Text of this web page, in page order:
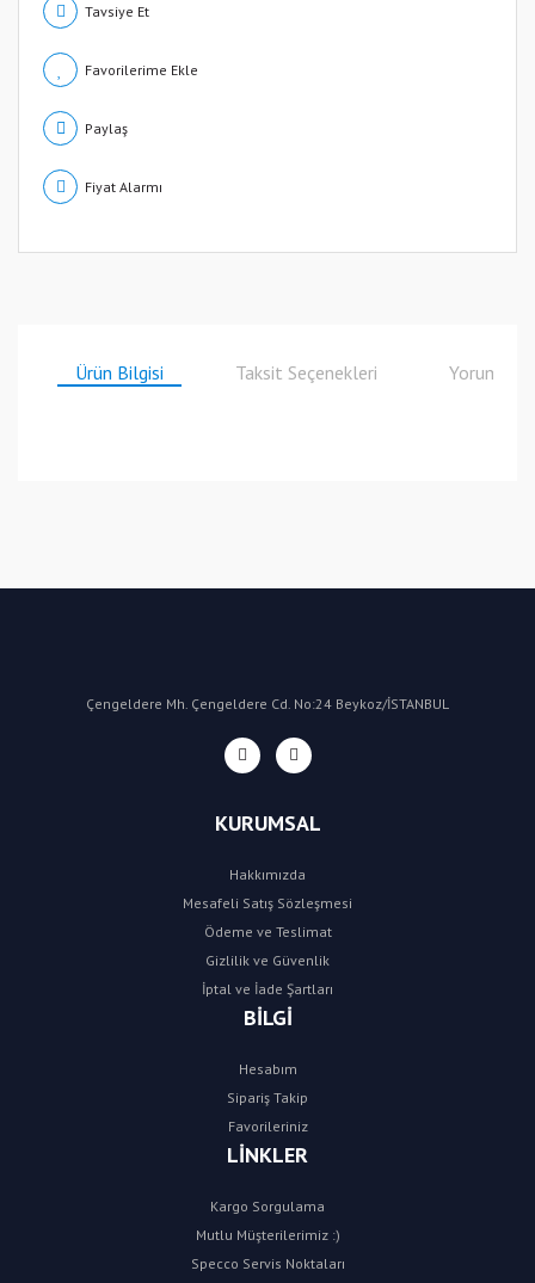
Tavsiye Et
Paylaş
Fiyat Alarmı
Ürün Bilgisi Taksit Seçenekleri Yorumlar
Çengeldere Mh. Çengeldere Cd. No:24 Beykoz/İSTANBUL
KURUMSAL
Hakkımızda
Mesafeli Satış Sözleşmesi
Ödeme ve Teslimat
Gizlilik ve Güvenlik
İptal ve İade Şartları
BİLGİ
Hesabım
Sipariş Takip
Favorileriniz
LİNKLER
Kargo Sorgulama
Mutlu Müşterilerimiz :)
Specco Servis Noktaları